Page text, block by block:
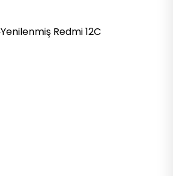
Yenilenmiş Redmi 12C